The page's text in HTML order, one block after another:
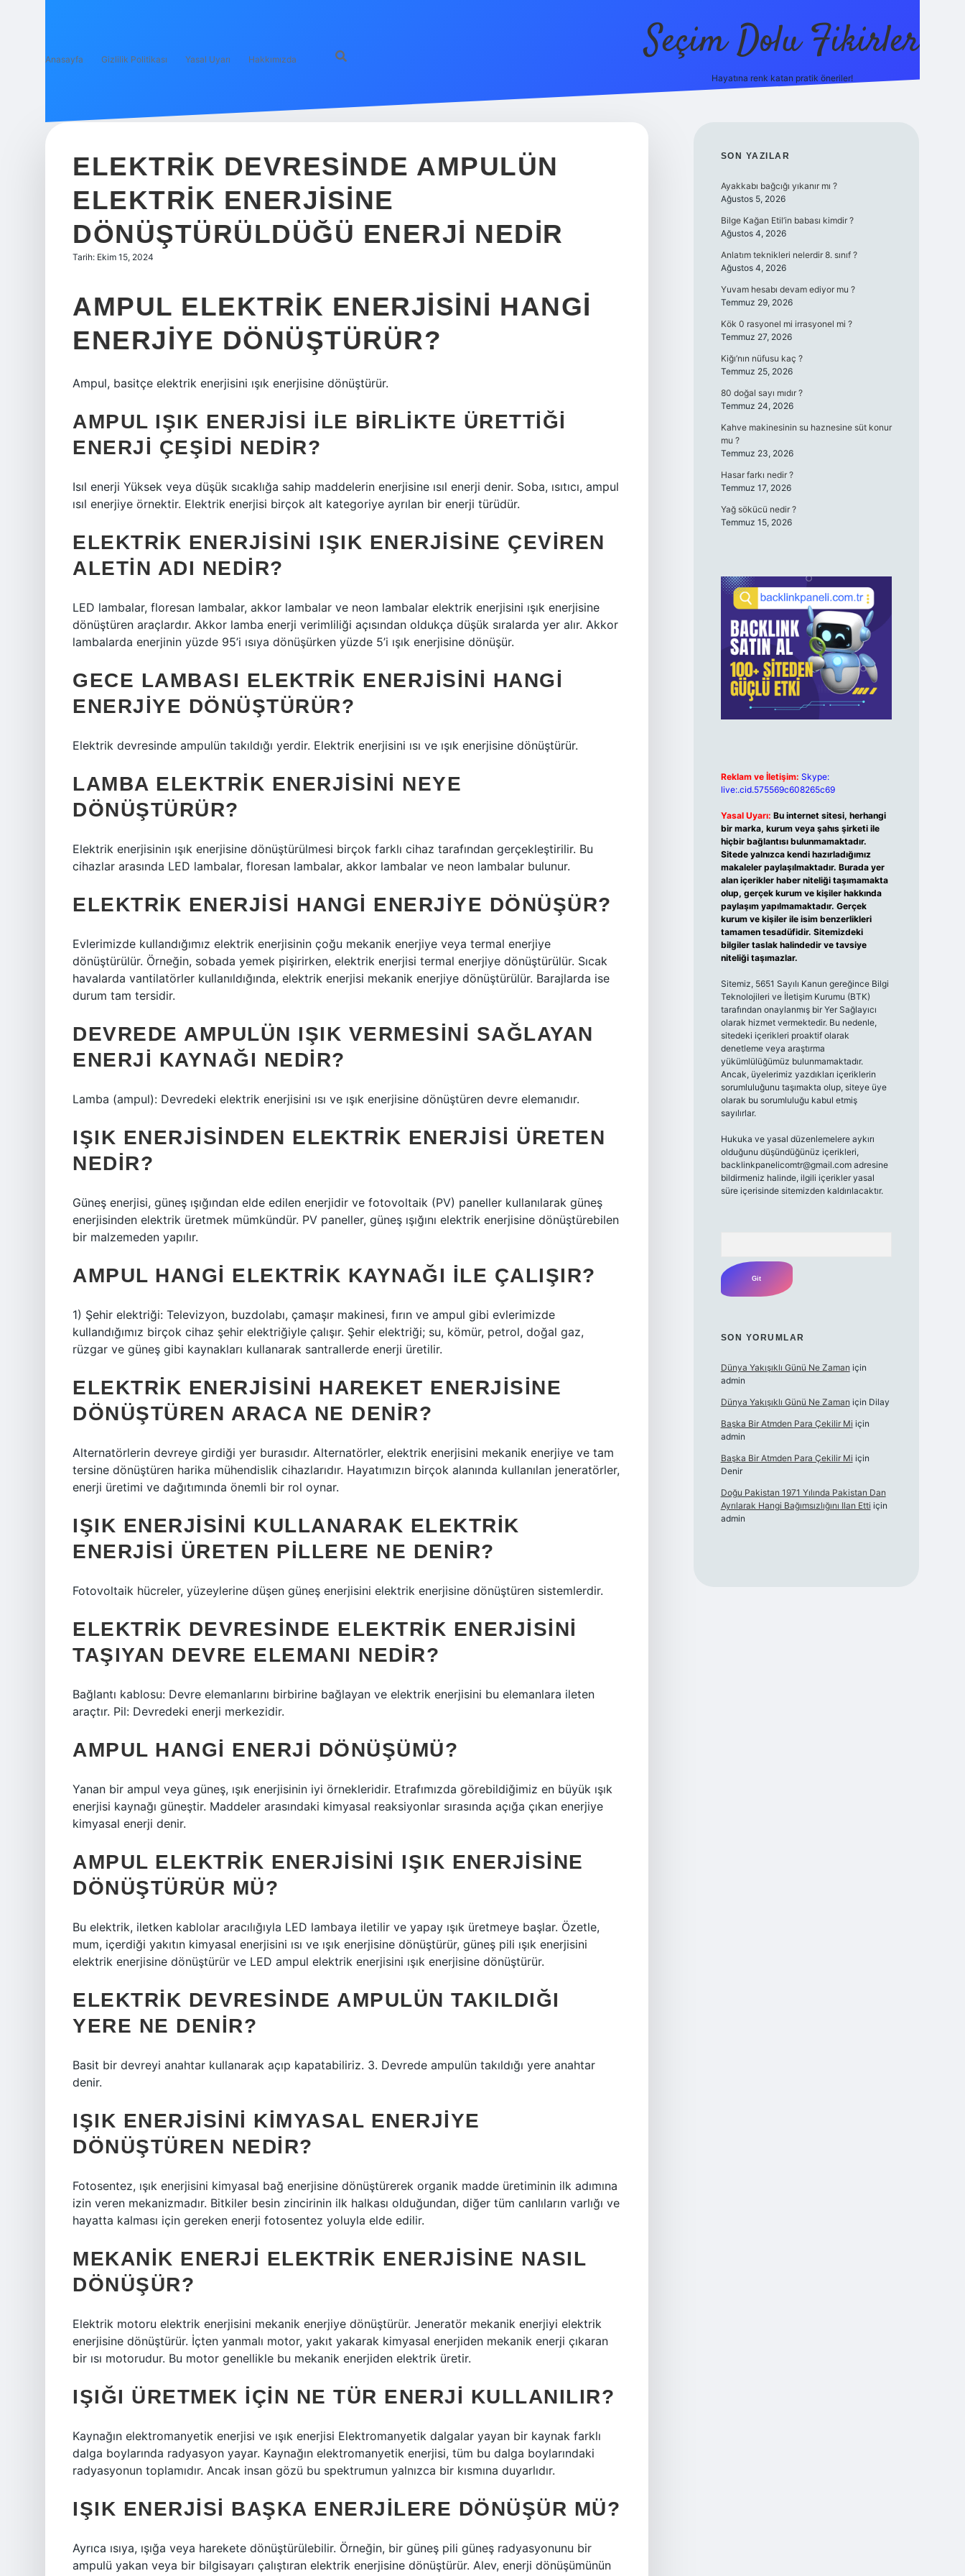
Anasayfa Gizlilik Politikası Yasal Uyarı Hakkımızda Seçim Dolu Fikirler
Hayatına renk katan pratik öneriler!
ELEKTRIK DEVRESINDE AMPULÜN
ELEKTRIK ENERJISINE
DÖNÜŞTÜRÜLDÜĞÜ ENERJI NEDIR
Tarih: Ekim 15, 2024
AMPUL ELEKTRIK ENERJISINI HANGI
ENERJIYE DÖNÜŞTÜRÜR?
Ampul, basitçe elektrik enerjisini ışık enerjisine dönüştürür.
AMPUL IŞIK ENERJISI ILE BIRLIKTE ÜRETTIĞI
ENERJI ÇEŞIDI NEDIR?
Isıl enerji Yüksek veya düşük sıcaklığa sahip maddelerin enerjisine ısıl enerji denir. Soba, ısıtıcı, ampul
ısıl enerjiye örnektir. Elektrik enerjisi birçok alt kategoriye ayrılan bir enerji türüdür.
ELEKTRIK ENERJISINI IŞIK ENERJISINE ÇEVIREN
ALETIN ADI NEDIR?
LED lambalar, floresan lambalar, akkor lambalar ve neon lambalar elektrik enerjisini ışık enerjisine
dönüştüren araçlardır. Akkor lamba enerji verimliliği açısından oldukça düşük sıralarda yer alır. Akkor
lambalarda enerjinin yüzde 95’i ısıya dönüşürken yüzde 5’i ışık enerjisine dönüşür.
GECE LAMBASI ELEKTRIK ENERJISINI HANGI
ENERJIYE DÖNÜŞTÜRÜR?
Elektrik devresinde ampulün takıldığı yerdir. Elektrik enerjisini ısı ve ışık enerjisine dönüştürür.
LAMBA ELEKTRIK ENERJISINI NEYE
DÖNÜŞTÜRÜR?
Elektrik enerjisinin ışık enerjisine dönüştürülmesi birçok farklı cihaz tarafından gerçekleştirilir. Bu
cihazlar arasında LED lambalar, floresan lambalar, akkor lambalar ve neon lambalar bulunur.
ELEKTRIK ENERJISI HANGI ENERJIYE DÖNÜŞÜR?
Evlerimizde kullandığımız elektrik enerjisinin çoğu mekanik enerjiye veya termal enerjiye
dönüştürülür. Örneğin, sobada yemek pişirirken, elektrik enerjisi termal enerjiye dönüştürülür. Sıcak
havalarda vantilatörler kullanıldığında, elektrik enerjisi mekanik enerjiye dönüştürülür. Barajlarda ise
durum tam tersidir.
DEVREDE AMPULÜN IŞIK VERMESINI SAĞLAYAN
ENERJI KAYNAĞI NEDIR?
Lamba (ampul): Devredeki elektrik enerjisini ısı ve ışık enerjisine dönüştüren devre elemanıdır.
IŞIK ENERJISINDEN ELEKTRIK ENERJISI ÜRETEN
NEDIR?
Güneş enerjisi, güneş ışığından elde edilen enerjidir ve fotovoltaik (PV) paneller kullanılarak güneş
enerjisinden elektrik üretmek mümkündür. PV paneller, güneş ışığını elektrik enerjisine dönüştürebilen
bir malzemeden yapılır.
AMPUL HANGI ELEKTRIK KAYNAĞI ILE ÇALIŞIR?
1) Şehir elektriği: Televizyon, buzdolabı, çamaşır makinesi, fırın ve ampul gibi evlerimizde
kullandığımız birçok cihaz şehir elektriğiyle çalışır. Şehir elektriği; su, kömür, petrol, doğal gaz,
rüzgar ve güneş gibi kaynakları kullanarak santrallerde enerji üretilir.
ELEKTRIK ENERJISINI HAREKET ENERJISINE
DÖNÜŞTÜREN ARACA NE DENIR?
Alternatörlerin devreye girdiği yer burasıdır. Alternatörler, elektrik enerjisini mekanik enerjiye ve tam
tersine dönüştüren harika mühendislik cihazlarıdır. Hayatımızın birçok alanında kullanılan jeneratörler,
enerji üretimi ve dağıtımında önemli bir rol oynar.
IŞIK ENERJISINI KULLANARAK ELEKTRIK
ENERJISI ÜRETEN PILLERE NE DENIR?
Fotovoltaik hücreler, yüzeylerine düşen güneş enerjisini elektrik enerjisine dönüştüren sistemlerdir.
ELEKTRIK DEVRESINDE ELEKTRIK ENERJISINI
TAŞIYAN DEVRE ELEMANI NEDIR?
Bağlantı kablosu: Devre elemanlarını birbirine bağlayan ve elektrik enerjisini bu elemanlara ileten
araçtır. Pil: Devredeki enerji merkezidir.
AMPUL HANGI ENERJI DÖNÜŞÜMÜ?
Yanan bir ampul veya güneş, ışık enerjisinin iyi örnekleridir. Etrafımızda görebildiğimiz en büyük ışık
enerjisi kaynağı güneştir. Maddeler arasındaki kimyasal reaksiyonlar sırasında açığa çıkan enerjiye
kimyasal enerji denir.
AMPUL ELEKTRIK ENERJISINI IŞIK ENERJISINE
DÖNÜŞTÜRÜR MÜ?
Bu elektrik, iletken kablolar aracılığıyla LED lambaya iletilir ve yapay ışık üretmeye başlar. Özetle,
mum, içerdiği yakıtın kimyasal enerjisini ısı ve ışık enerjisine dönüştürür, güneş pili ışık enerjisini
elektrik enerjisine dönüştürür ve LED ampul elektrik enerjisini ışık enerjisine dönüştürür.
ELEKTRIK DEVRESINDE AMPULÜN TAKILDIĞI
YERE NE DENIR?
Basit bir devreyi anahtar kullanarak açıp kapatabiliriz. 3. Devrede ampulün takıldığı yere anahtar
denir.
IŞIK ENERJISINI KIMYASAL ENERJIYE
DÖNÜŞTÜREN NEDIR?
Fotosentez, ışık enerjisini kimyasal bağ enerjisine dönüştürerek organik madde üretiminin ilk adımına
izin veren mekanizmadır. Bitkiler besin zincirinin ilk halkası olduğundan, diğer tüm canlıların varlığı ve
hayatta kalması için gereken enerji fotosentez yoluyla elde edilir.
MEKANIK ENERJI ELEKTRIK ENERJISINE NASIL
DÖNÜŞÜR?
Elektrik motoru elektrik enerjisini mekanik enerjiye dönüştürür. Jeneratör mekanik enerjiyi elektrik
enerjisine dönüştürür. İçten yanmalı motor, yakıt yakarak kimyasal enerjiden mekanik enerji çıkaran
bir ısı motorudur. Bu motor genellikle bu mekanik enerjiden elektrik üretir.
IŞIĞI ÜRETMEK IÇIN NE TÜR ENERJI KULLANILIR?
Kaynağın elektromanyetik enerjisi ve ışık enerjisi Elektromanyetik dalgalar yayan bir kaynak farklı
dalga boylarında radyasyon yayar. Kaynağın elektromanyetik enerjisi, tüm bu dalga boylarındaki
radyasyonun toplamıdır. Ancak insan gözü bu spektrumun yalnızca bir kısmına duyarlıdır.
IŞIK ENERJISI BAŞKA ENERJILERE DÖNÜŞÜR MÜ?
Ayrıca ısıya, ışığa veya harekete dönüştürülebilir. Örneğin, bir güneş pili güneş radyasyonunu bir
ampulü yakan veya bir bilgisayarı çalıştıran elektrik enerjisine dönüştürür. Alev, enerji dönüşümünün
SIDEBAR
SON YAZILAR
Ayakkabı bağcığı yıkanır mı ?
Ağustos 5, 2026
Bilge Kağan Etil’in babası kimdir ?
Ağustos 4, 2026
Anlatım teknikleri nelerdir 8. sınıf ?
Ağustos 4, 2026
Yuvam hesabı devam ediyor mu ?
Temmuz 29, 2026
Kök 0 rasyonel mi irrasyonel mi ?
Temmuz 27, 2026
Kiğı’nın nüfusu kaç ?
Temmuz 25, 2026
80 doğal sayı mıdır ?
Temmuz 24, 2026
Kahve makinesinin su haznesine süt konur
mu ?
Temmuz 23, 2026
Hasar farkı nedir ?
Temmuz 17, 2026
Yağ sökücü nedir ?
Temmuz 15, 2026
Reklam ve İletişim: Skype:
live:.cid.575569c608265c69
Yasal Uyarı: Bu internet sitesi, herhangi
bir marka, kurum veya şahıs şirketi ile
hiçbir bağlantısı bulunmamaktadır.
Sitede yalnızca kendi hazırladığımız
makaleler paylaşılmaktadır. Burada yer
alan içerikler haber niteliği taşımamakta
olup, gerçek kurum ve kişiler hakkında
paylaşım yapılmamaktadır. Gerçek
kurum ve kişiler ile isim benzerlikleri
tamamen tesadüfidir. Sitemizdeki
bilgiler taslak halindedir ve tavsiye
niteliği taşımazlar.
Sitemiz, 5651 Sayılı Kanun gereğince Bilgi
Teknolojileri ve İletişim Kurumu (BTK)
tarafından onaylanmış bir Yer Sağlayıcı
olarak hizmet vermektedir. Bu nedenle,
sitedeki içerikleri proaktif olarak
denetleme veya araştırma
yükümlülüğümüz bulunmamaktadır.
Ancak, üyelerimiz yazdıkları içeriklerin
sorumluluğunu taşımakta olup, siteye üye
olarak bu sorumluluğu kabul etmiş
sayılırlar.
Hukuka ve yasal düzenlemelere aykırı
olduğunu düşündüğünüz içerikleri,
backlinkpanelicomtr@gmail.comadresine
bildirmeniz halinde, ilgili içerikler yasal
süre içerisinde sitemizden kaldırılacaktır.
SON YORUMLAR
Dünya Yakışıklı Günü Ne Zaman için
admin
Dünya Yakışıklı Günü Ne Zaman için Dilay
Başka Bir Atmden Para Çekilir Mi için
admin
Başka Bir Atmden Para Çekilir Mi için
Denir
Doğu Pakistan 1971 Yılında Pakistan Dan
Ayrılarak Hangi Bağımsızlığını Ilan Etti için
admin